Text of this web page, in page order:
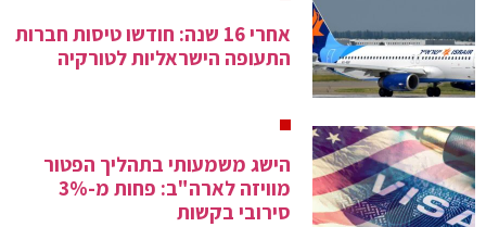
אחרי 16 שנה: חודשו טיסות חברות
התעופה הישראליות לטורקיה
הישג משמעותי בתהליך הפטור
מוויזה לארה"ב: פחות מ-3%
סירובי בקשות